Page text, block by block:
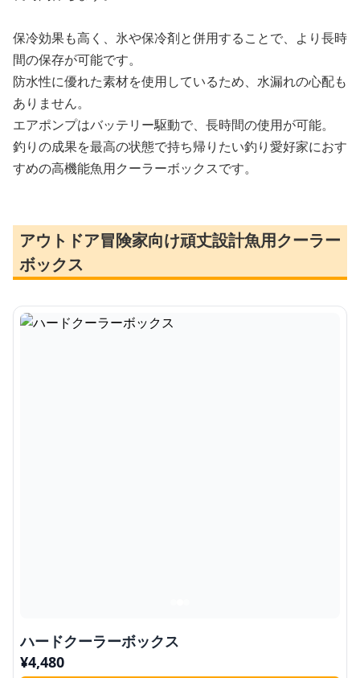
保冷効果も高く、氷や保冷剤と併用することで、より長時
間の保存が可能です。
防水性に優れた素材を使用しているため、水漏れの心配も
ありません。
エアポンプはバッテリー駆動で、長時間の使用が可能。
釣りの成果を最高の状態で持ち帰りたい釣り愛好家におす
すめの高機能魚用クーラーボックスです。
アウトドア冒険家向け頑丈設計魚用クーラー
ボックス
ハードクーラーボックス
¥4,480